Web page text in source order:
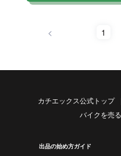
< 1
カチエックス公式トップ
バイクを売る
出品の始め方ガイド